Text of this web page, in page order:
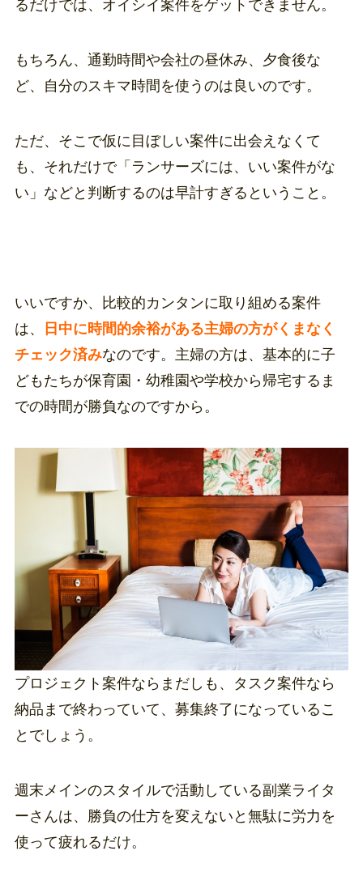
るだけでは、オイシイ案件をゲットできません。
もちろん、通勤時間や会社の昼休み、夕食後な
ど、自分のスキマ時間を使うのは良いのです。
ただ、そこで仮に目ぼしい案件に出会えなくて
も、それだけで「ランサーズには、いい案件がな
い」などと判断するのは早計すぎるということ。
いいですか、比較的カンタンに取り組める案件
は、
日中に時間的余裕がある主婦の方がくまなく
チェック済みなのです。主婦の方は、基本的に子
どもたちが保育園・幼稚園や学校から帰宅するま
での時間が勝負なのですから。
プロジェクト案件ならまだしも、タスク案件なら
納品まで終わっていて、募集終了になっているこ
とでしょう。
週末メインのスタイルで活動している副業ライタ
ーさんは、勝負の仕方を変えないと無駄に労力を
使って疲れるだけ。